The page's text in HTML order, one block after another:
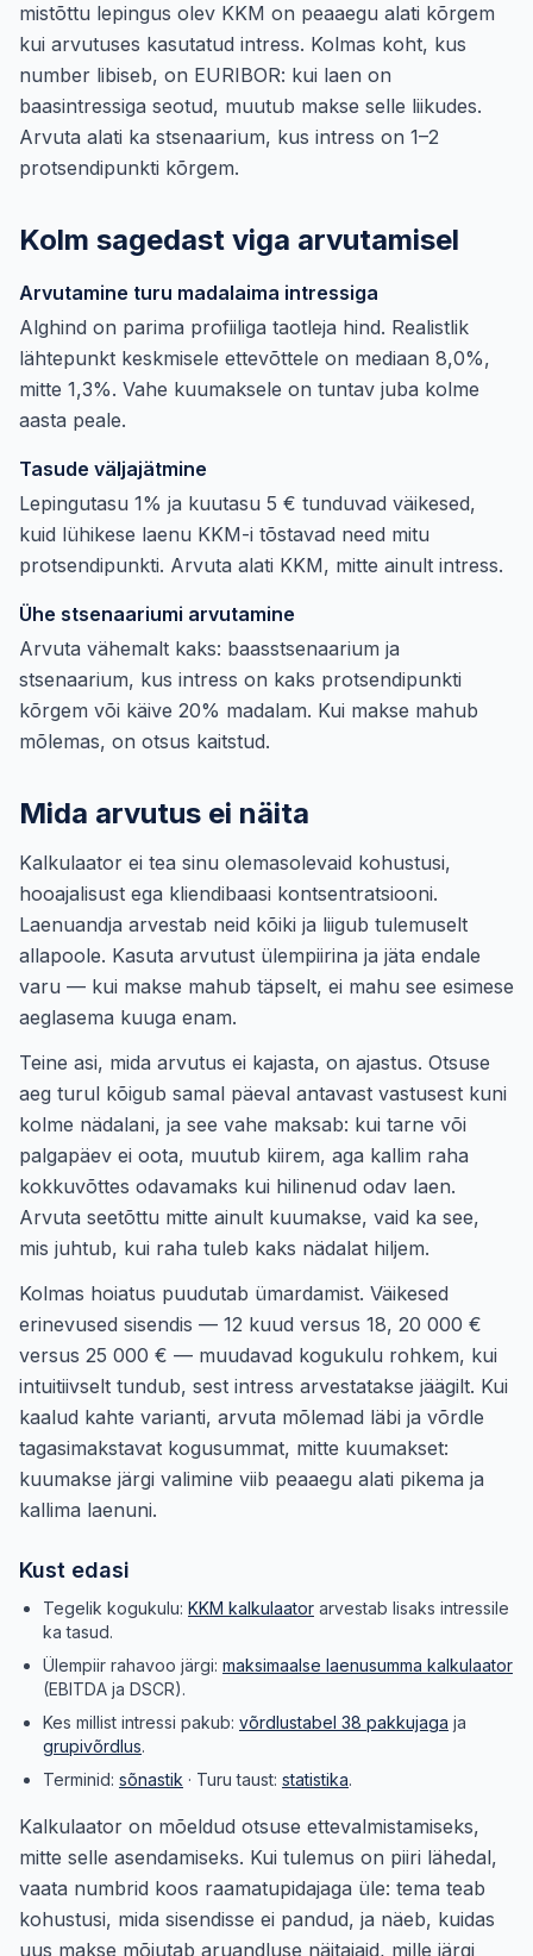
mistõttu lepingus olev KKM on peaaegu alati kõrgem
kui arvutuses kasutatud intress. Kolmas koht, kus
number libiseb, on EURIBOR: kui laen on
baasintressiga seotud, muutub makse selle liikudes.
Arvuta alati ka stsenaarium, kus intress on 1–2
protsendipunkti kõrgem.
Kolm sagedast viga arvutamisel
Arvutamine turu madalaima intressiga
Alghind on parima profiiliga taotleja hind. Realistlik
lähtepunkt keskmisele ettevõttele on mediaan 8,0%,
mitte 1,3%. Vahe kuumaksele on tuntav juba kolme
aasta peale.
Tasude väljajätmine
Lepingutasu 1% ja kuutasu 5 € tunduvad väikesed,
kuid lühikese laenu KKM-i tõstavad need mitu
protsendipunkti. Arvuta alati KKM, mitte ainult intress.
Ühe stsenaariumi arvutamine
Arvuta vähemalt kaks: baasstsenaarium ja
stsenaarium, kus intress on kaks protsendipunkti
kõrgem või käive 20% madalam. Kui makse mahub
mõlemas, on otsus kaitstud.
Mida arvutus ei näita
Kalkulaator ei tea sinu olemasolevaid kohustusi,
hooajalisust ega kliendibaasi kontsentratsiooni.
Laenuandja arvestab neid kõiki ja liigub tulemuselt
allapoole. Kasuta arvutust ülempiirina ja jäta endale
varu — kui makse mahub täpselt, ei mahu see esimese
aeglasema kuuga enam.
Teine asi, mida arvutus ei kajasta, on ajastus. Otsuse
aeg turul kõigub samal päeval antavast vastusest kuni
kolme nädalani, ja see vahe maksab: kui tarne või
palgapäev ei oota, muutub kiirem, aga kallim raha
kokkuvõttes odavamaks kui hilinenud odav laen.
Arvuta seetõttu mitte ainult kuumakse, vaid ka see,
mis juhtub, kui raha tuleb kaks nädalat hiljem.
Kolmas hoiatus puudutab ümardamist. Väikesed
erinevused sisendis — 12 kuud versus 18, 20 000 €
versus 25 000 € — muudavad kogukulu rohkem, kui
intuitiivselt tundub, sest intress arvestatakse jäägilt. Kui
kaalud kahte varianti, arvuta mõlemad läbi ja võrdle
tagasimakstavat kogusummat, mitte kuumakset:
kuumakse järgi valimine viib peaaegu alati pikema ja
kallima laenuni.
Kust edasi
Tegelik kogukulu: KKM kalkulaator arvestab lisaks intressile
ka tasud.
Ülempiir rahavoo järgi: maksimaalse laenusumma kalkulaator
(EBITDA ja DSCR).
Kes millist intressi pakub: võrdlustabel 38 pakkujaga ja
grupivõrdlus.
Terminid: sõnastik · Turu taust: statistika.
Kalkulaator on mõeldud otsuse ettevalmistamiseks,
mitte selle asendamiseks. Kui tulemus on piiri lähedal,
vaata numbrid koos raamatupidajaga üle: tema teab
kohustusi, mida sisendisse ei pandud, ja näeb, kuidas
uus makse mõjutab aruandluse näitajaid, mille järgi